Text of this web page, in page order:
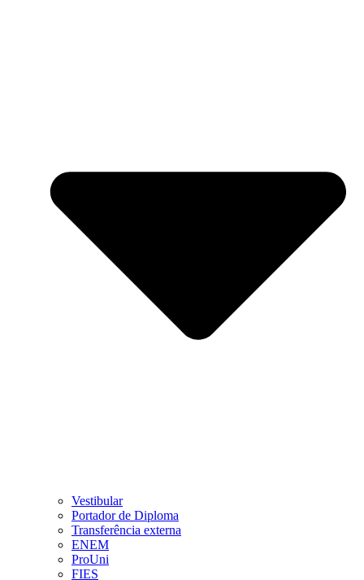
Vestibular
Portador de Diploma
Transferência externa
ENEM
ProUni
FIES